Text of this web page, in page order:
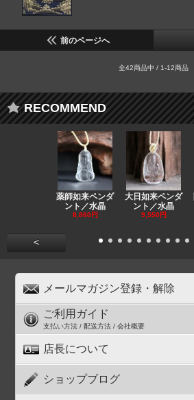
前のページへ
全42商品中 / 1-12商品
RECOMMEND
薬師如来ペンダ
ント／水晶
8,860円
大日如来ペンダ
ント／水晶
9,550円
<
メールマガジン登録・解除
ご利用ガイド
支払い方法 / 配送方法 / 会社概要
店長について
ショップブログ